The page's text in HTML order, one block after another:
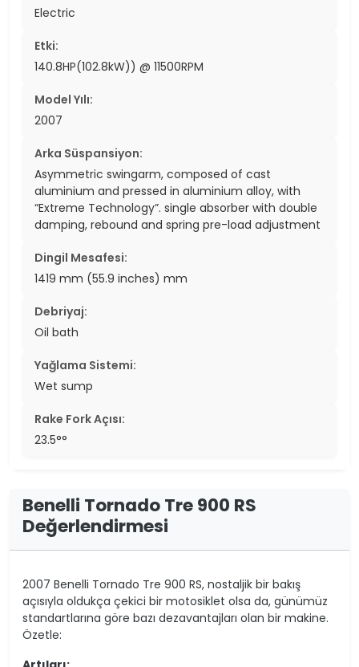
Electric
Etki:
140.8HP(102.8kW)) @ 11500RPM
Model Yılı:
2007
Arka Süspansiyon:
Asymmetric swingarm, composed of cast
aluminium and pressed in aluminium alloy, with
“Extreme Technology”. single absorber with double
damping, rebound and spring pre-load adjustment
Dingil Mesafesi:
1419 mm (55.9 inches) mm
Debriyaj:
Oil bath
Yağlama Sistemi:
Wet sump
Rake Fork Açısı:
23.5°°
Benelli Tornado Tre 900 RS
Değerlendirmesi
2007 Benelli Tornado Tre 900 RS, nostaljik bir bakış
açısıyla oldukça çekici bir motosiklet olsa da, günümüz
standartlarına göre bazı dezavantajları olan bir makine.
Özetle: